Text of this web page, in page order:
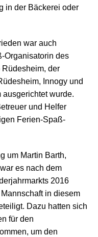
in der Bäckerei oder
war auch
Organisatorin des
Rüdesheim, der
Innogy und
wurde.
und Helfer
Ferien-Spaß-
um Martin Barth,
es nach dem
2016
in diesem
Dazu hatten sich
für den
um den